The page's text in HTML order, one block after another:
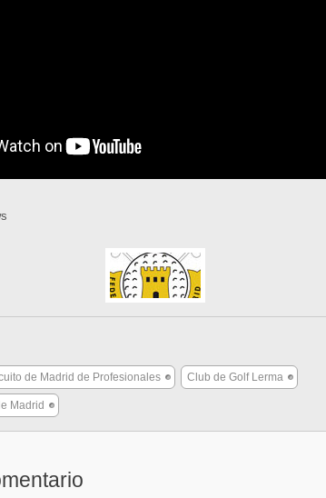
de Madrid de Profesionales Club de Golf Lerma
Madrid